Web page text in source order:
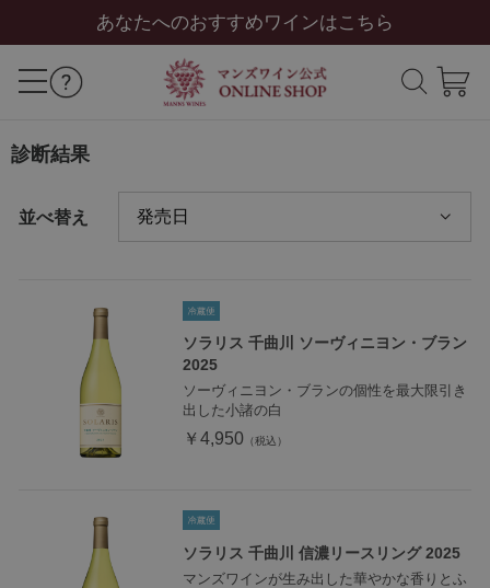
あなたへのおすすめワインはこちら
診断結果
並べ替え
ソラリス 千曲川 ソーヴィニヨン・ブラン
2025
ソーヴィニヨン・ブランの個性を最大限引き
出した小諸の白
￥4,950
ソラリス 千曲川 信濃リースリング 2025
マンズワインが生み出した華やかな香りとふ